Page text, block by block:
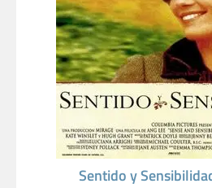
Sentido y